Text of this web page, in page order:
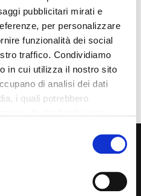
pubblicitari mirati e
per personalizzare
funzionalità dei social
traffico. Condividiamo
in cui utilizza il nostro sito
di analisi dei dati
i quali potrebbero
comporta l’accettazione
Euro6e